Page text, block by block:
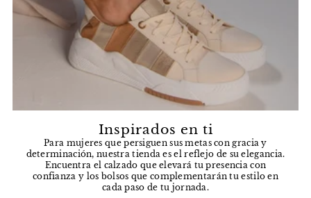
Inspirados en ti
Para mujeres que persiguen sus metas con gracia y
determinación, nuestra tienda es el reflejo de su elegancia.
Encuentra el calzado que elevará tu presencia con
confianza y los bolsos que complementarán tu estilo en
cada paso de tu jornada.